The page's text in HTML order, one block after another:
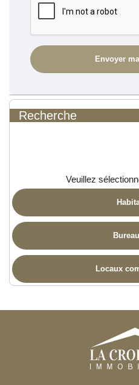
Recherche
Veuillez
Locaux